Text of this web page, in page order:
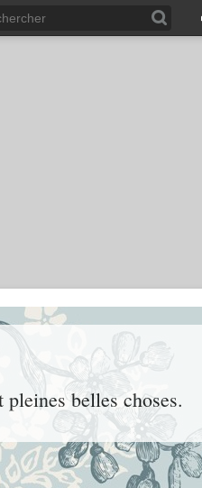
belles choses.